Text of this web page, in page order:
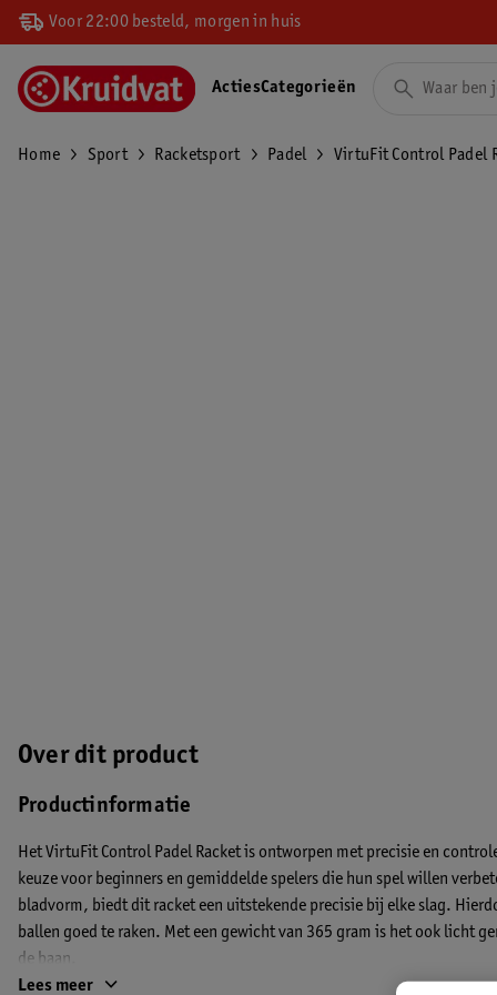
Voor 22:00 besteld, morgen in huis
ActiesCategorieën
Home Sport Racketsport Padel VirtuFit Control Padel
Over dit product
Productinformatie
Het VirtuFit Control Padel Racket is ontworpen met precisie en
keuze voor beginners en gemiddelde spelers die hun spel willen
bladvorm, biedt dit racket een uitstekende precisie bij elke slag.
ballen goed te raken. Met een gewicht van 365 gram is het ook licht
de baan.
Lees meer